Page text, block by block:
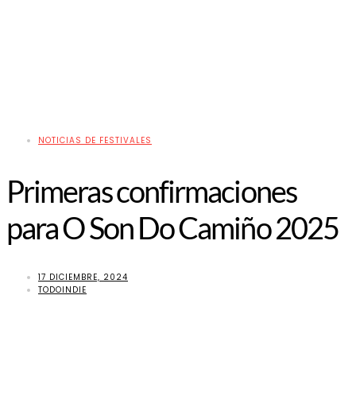
NOTICIAS DE FESTIVALES
Primeras confirmaciones
para O Son Do Camiño 2025
17 DICIEMBRE, 2024
TODOINDIE